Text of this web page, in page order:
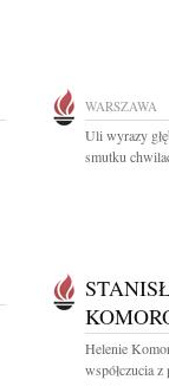
WARSZAWA
Uli wyrazy
smutku
Helenie
współczucia